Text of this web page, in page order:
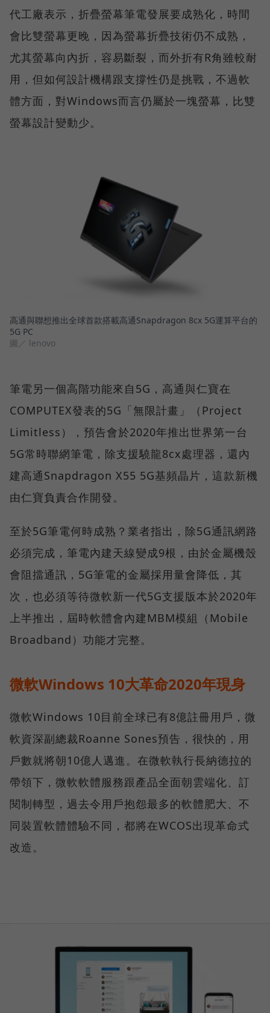
代工廠表示，折疊螢幕筆電發展要成熟化，時間
會比雙螢幕更晚，因為螢幕折疊技術仍不成熟，
尤其螢幕向內折，容易斷裂，而外折有R角雖較耐
用，但如何設計機構跟支撐性仍是挑戰，不過軟
體方面，對Windows而言仍屬於一塊螢幕，比雙
螢幕設計變動少。
高通與聯想推出全球首款搭載高通Snapdragon 8cx 5G運算平台的
5G PC
圖／ lenovo
筆電另一個高階功能來自5G，高通與仁寶在
COMPUTEX發表的5G「無限計畫」（Project
Limitless），預告會於2020年推出世界第一台
5G常時聯網筆電，除支援驍龍8cx處理器，還內
建高通Snapdragon X55 5G基頻晶片，這款新機
由仁寶負責合作開發。
至於5G筆電何時成熟？業者指出，除5G通訊網路
必須完成，筆電內建天線變成9根，由於金屬機殼
會阻擋通訊，5G筆電的金屬採用量會降低，其
次，也必須等待微軟新一代5G支援版本於2020年
上半推出，屆時軟體會內建MBM模組（Mobile
Broadband）功能才完整。
微軟Windows 10大革命2020年現身
微軟Windows 10目前全球已有8億註冊用戶，微
軟資深副總裁Roanne Sones預告，很快的，用
戶數就將朝10億人邁進。在微軟執行長納德拉的
帶領下，微軟軟體服務跟產品全面朝雲端化、訂
閱制轉型，過去令用戶抱怨最多的軟體肥大、不
同裝置軟體體驗不同，都將在WCOS出現革命式
改造。